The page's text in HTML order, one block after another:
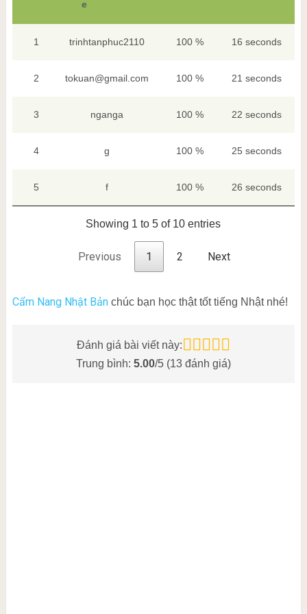
e
1 trinhtanphuc2110 100 % 16 seconds
2 tokuan@gmail.com 100 % 21 seconds
3 nganga 100 % 22 seconds
4 g 100 % 25 seconds
5 f 100 % 26 seconds
Showing 1 to 5 of 10 entries
Previous 1 2 Next
Cẩm Nang Nhật Bảnchúc bạn học thật tốt tiếng Nhật nhé!
Đánh giá bài viết này:
Trung bình: 5.00/5 (13đánh giá)